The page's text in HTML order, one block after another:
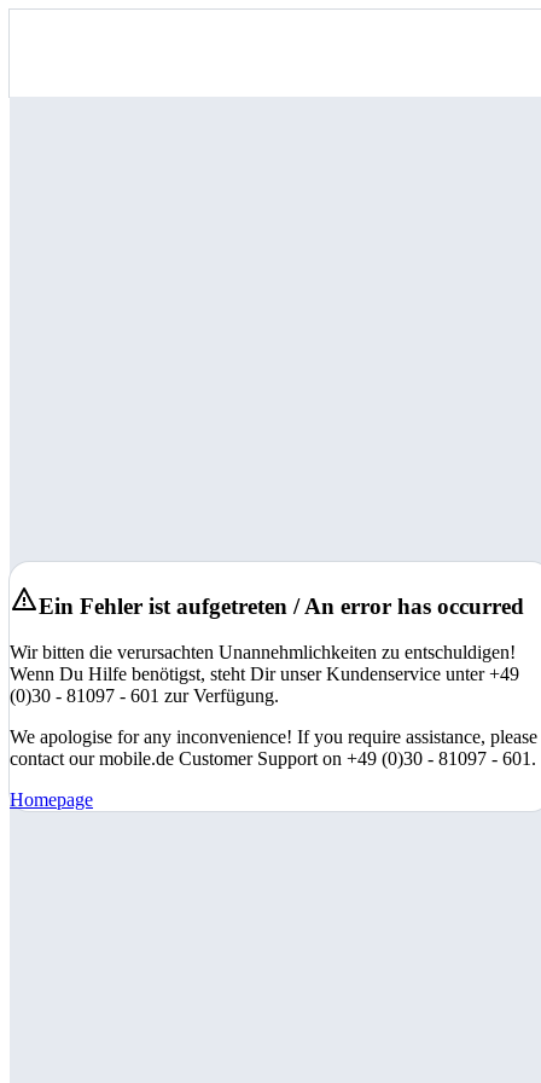
Ein Fehler ist aufgetreten / An error has occurred
Wir bitten die verursachten Unannehmlichkeiten zu entschuldigen!
Wenn Du Hilfe benötigst, steht Dir unser Kundenservice unter +49
(0)30 - 81097 - 601 zur Verfügung.
We apologise for any inconvenience! If you require assistance, please
contact our mobile.de Customer Support on +49 (0)30 - 81097 - 601.
Homepage